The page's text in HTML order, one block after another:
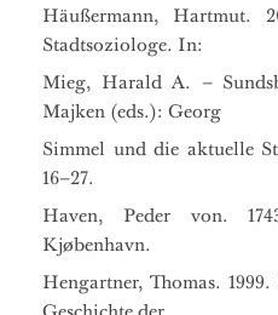
Häußermann, Hartmut.
Stadtsoziologe. In:
Mieg, Harald A. –
Majken (eds.): Georg
Simmel und die aktuelle
16–27.
Haven, Peder von.
Kjøbenhavn.
Hengartner, Thomas.